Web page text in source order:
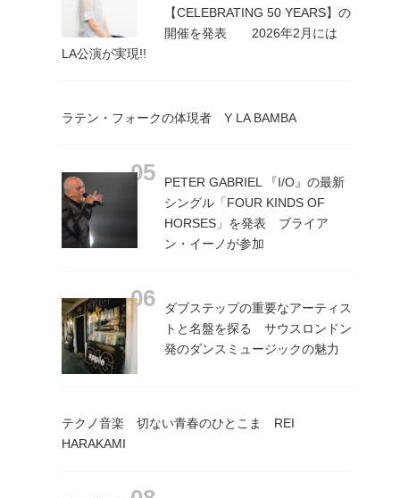
【CELEBRATING 50 YEARS】の
開催を発表 2026年2月には
LA公演が実現!!
ラテン・フォークの体現者 Y LA BAMBA
PETER GABRIEL 『I/O』の最新
シングル「FOUR KINDS OF
HORSES」を発表 ブライア
ン・イーノが参加
ダブステップの重要なアーティス
トと名盤を探る サウスロンドン
発のダンスミュージックの魅力
テクノ音楽 切ない青春のひとこま REI
HARAKAMI